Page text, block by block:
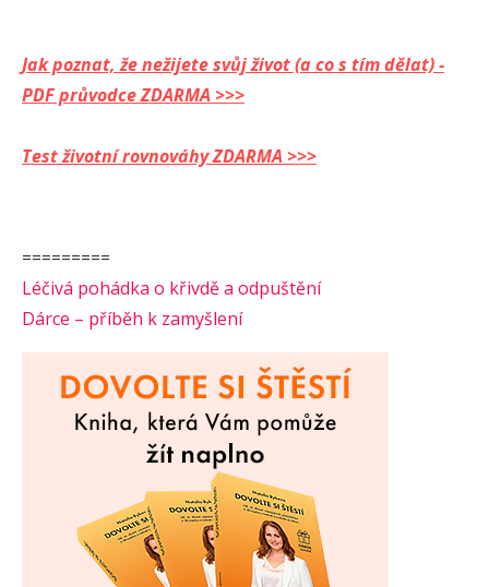
Jak poznat, že nežijete svůj život (a co s tím dělat) -
PDF průvodce ZDARMA >>>
Test životní rovnováhy ZDARMA >>>
=========
Léčivá pohádka o křivdě a odpuštění
Dárce – příběh k zamyšlení